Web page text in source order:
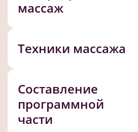
массаж
Техники массажа
Составление
программной
части